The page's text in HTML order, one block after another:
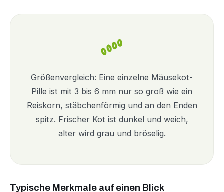
Größenvergleich: Eine einzelne Mäusekot-
Pille ist mit 3 bis 6 mm nur so groß wie ein
Reiskorn, stäbchenförmig und an den Enden
spitz. Frischer Kot ist dunkel und weich,
alter wird grau und bröselig.
Typische Merkmale auf einen Blick